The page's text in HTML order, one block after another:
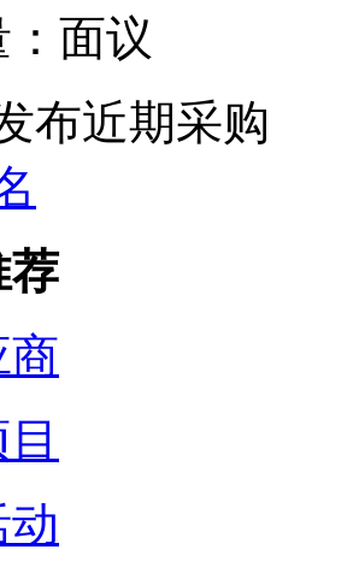
面议
布近期采购
荐
商